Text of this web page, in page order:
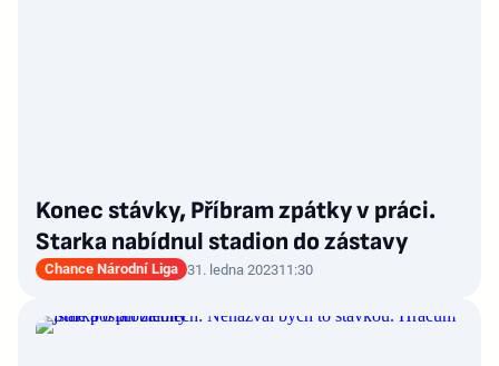
Konec stávky, Příbram zpátky v práci.
Starka nabídnul stadion do zástavy
Chance Národní Liga 31. ledna 202311:30